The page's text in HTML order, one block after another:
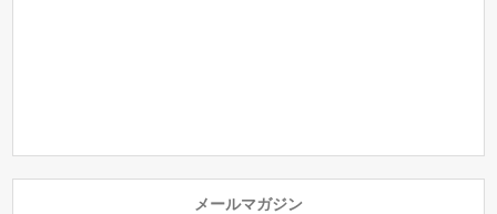
メールマガジン